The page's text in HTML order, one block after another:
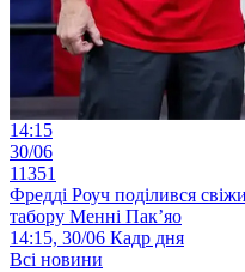
14:15
30/06
11351
Фредді Роуч поділився
табору Менні Пак’яо
14:15, 30/06 Кадр дня
Всі новини